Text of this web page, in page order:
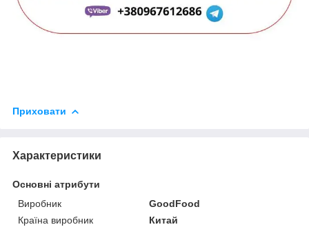
Приховати
Характеристики
Основні атрибути
Виробник
GoodFood
Країна виробник
Китай